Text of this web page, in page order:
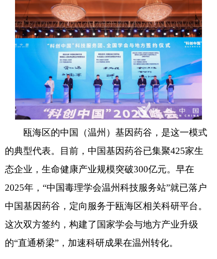
瓯海区的中国（温州）基因药谷，是这一模式
的典型代表。目前，中国基因药谷已集聚425家生
态企业，生命健康产业规模突破300亿元。早在
2025年，“中国毒理学会温州科技服务站”就已落户
中国基因药谷，定向服务于瓯海区相关科研平台。
这次双方签约，构建了国家学会与地方产业升级
的“直通桥梁”，加速科研成果在温州转化。